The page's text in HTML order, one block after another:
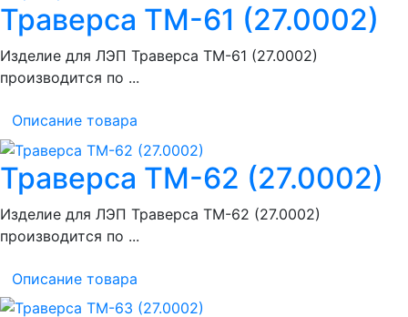
Траверса ТМ-61 (27.0002)
Изделие для ЛЭП Траверса ТМ-61 (27.0002)
производится по ...
Описание товара
Траверса ТМ-62 (27.0002)
Изделие для ЛЭП Траверса ТМ-62 (27.0002)
производится по ...
Описание товара